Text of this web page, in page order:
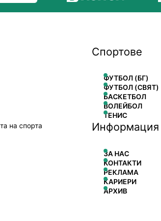
на спорта
Спортове
ФУТБОЛ (БГ)
ФУТБОЛ (СВЯТ)
БАСКЕТБОЛ
ВОЛЕЙБОЛ
ТЕНИС
Информация
ЗА НАС
КОНТАКТИ
РЕКЛАМА
КАРИЕРИ
АРХИВ